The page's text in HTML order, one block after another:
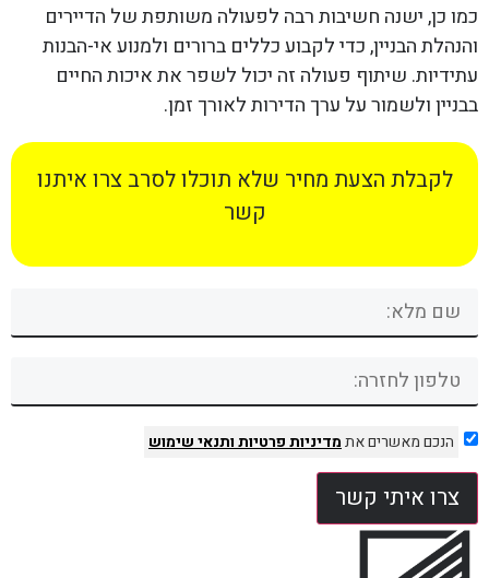
כמו כן, ישנה חשיבות רבה לפעולה משותפת של הדיירים
והנהלת הבניין, כדי לקבוע כללים ברורים ולמנוע אי-הבנות
עתידיות. שיתוף פעולה זה יכול לשפר את איכות החיים
בבניין ולשמור על ערך הדירות לאורך זמן.
לקבלת הצעת מחיר שלא תוכלו לסרב צרו איתנו
קשר
הנכם מאשרים אתמדיניות פרטיותותנאי שימוש
צרו איתי קשר